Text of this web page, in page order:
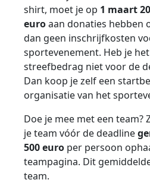
shirt, moet je op 1 maart
euroaan donaties hebben
dan geen inschrijfkosten
sportevenement. Heb je
streefbedrag niet voor de
Dan koop je zelf een
organisatie van het
Doe je mee met een team?
je team vóór de deadline
500 euro per persoon
teampagina. Dit
team.